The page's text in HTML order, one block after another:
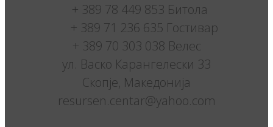
+ 389 78 449 853 Битола
+ 389 71 236 635 Гостивар
+ 389 70 303 038 Велес
ул. Васко Карангелески 33
Скопје, Македонија
resursen.centar@yahoo.com